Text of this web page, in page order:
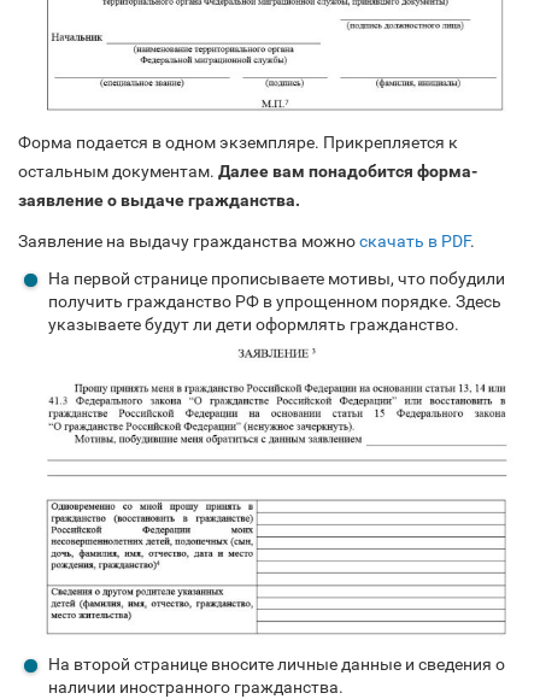
Форма подается в одном экземпляре. Прикрепляется к
остальным документам. Далее вам понадобится форма-
заявление о выдаче гражданства.
Заявление на выдачу гражданства можноскачать в PDF.
На первой странице прописываете мотивы, что побудили
получить гражданство РФ в упрощенном порядке. Здесь
указываете будут ли дети оформлять гражданство.
На второй странице вносите личные данные и сведения о
наличии иностранного гражданства.